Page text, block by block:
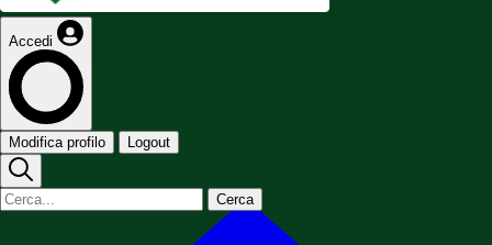
Accedi
Modifica profilo Logout
Cerca